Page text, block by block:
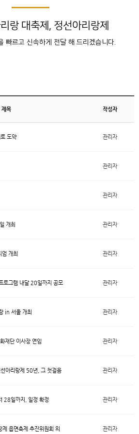
랑 대축제, 정선아리랑제
빠르고 신속하게 전달 해 드리겠습니다.
제목 작성자
도약 관리자
관리자
관리자
개최 관리자
개최 관리자
로그램 내달 20일까지 공모 관리자
in 서울 개최 관리자
재단 이사장 연임 관리자
아리랑제 50년, 그 첫걸음 관리자
28일까지, 일정 확정 관리자
읍면축제 추진위원회 외 관리자